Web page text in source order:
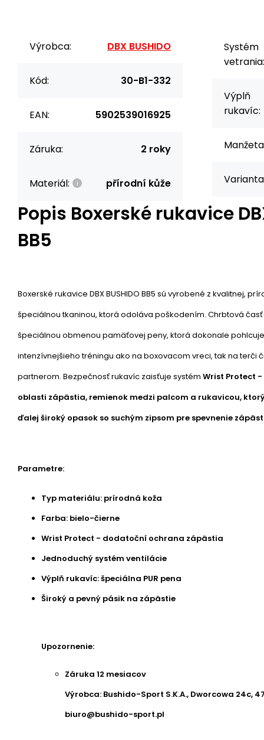
Výrobca: DBX BUSHIDO
Kód: 30-B1-332
EAN: 5902539016925
Záruka: 2 roky
Materiál: přírodní kůže
Systém
vetrania:
Výplň
rukavíc:
Popis Boxerské rukavice
BB5
Boxerské rukavice DBX BUSHIDO BB5 sú vyrobené z kvalitnej,
špeciálnou tkaninou, ktorá odoláva poškodením. Chrbtová
špeciálnou obmenou pamäťovej peny, ktorá dokonale
intenzívnejšieho tréningu ako na boxovacom vreci, tak na terči
partnerom. Bezpečnosť rukavíc zaisťuje systém Wrist Protect -
oblasti zápästia, remienok medzi palcom a rukavicou,
ďalej široký opasok so suchým zipsom pre spevnenie
Parametre:
Typ materiálu: prírodná koža
Farba: bielo-čierne
Wrist Protect - dodatoční ochrana zápästia
Jednoduchý systém ventilácie
Výplň rukavíc: špeciálna PUR pena
Široký a pevný pásik na zápästie
Upozornenie:
Záruka 12 mesiacov
Výrobca: Bushido-Sport S.K.A., Dworcowa 24c,
biuro@bushido-sport.pl